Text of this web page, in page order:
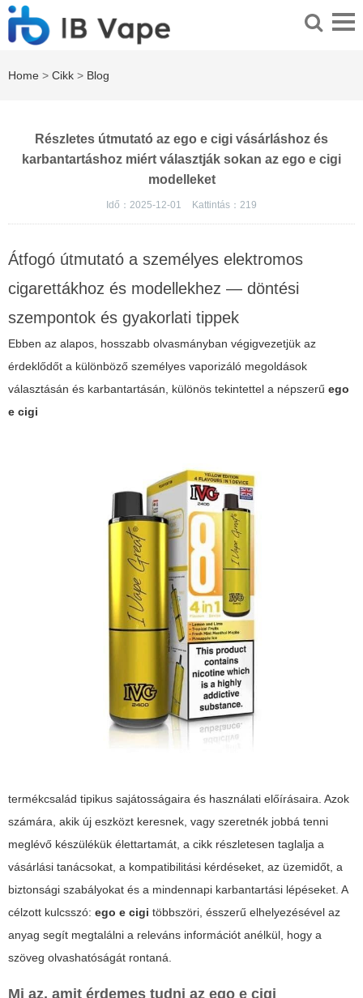
Home > Cikk > Blog
Részletes útmutató az ego e cigi vásárláshoz és
karbantartáshoz miért választják sokan az ego e cigi
modelleket
Idő：2025-12-01 Kattintás： 219
Átfogó útmutató a személyes elektromos
cigarettákhoz és modellekhez — döntési
szempontok és gyakorlati tippek
Ebben az alapos, hosszabb olvasmányban végigvezetjük az
érdeklődőt a különböző személyes vaporizáló megoldások
választásán és karbantartásán, különös tekintettel a népszerű ego
e cigi
termékcsalád tipikus sajátosságaira és használati előírásaira. Azok
számára, akik új eszközt keresnek, vagy szeretnék jobbá tenni
meglévő készülékük élettartamát, a cikk részletesen taglalja a
vásárlási tanácsokat, a kompatibilitási kérdéseket, az üzemidőt, a
biztonsági szabályokat és a mindennapi karbantartási lépéseket. A
célzott kulcsszó: ego e cigi többszöri, ésszerű elhelyezésével az
anyag segít megtalálni a releváns információt anélkül, hogy a
szöveg olvashatóságát rontaná.
Mi az, amit érdemes tudni az ego e cigi